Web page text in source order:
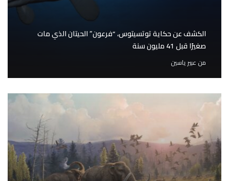
الكشف عن حكاية توتسيتوس، “فرعون” الحيتان الذي مات
صغيرًا قبل 41 مليون سنة
من عبير ياسين